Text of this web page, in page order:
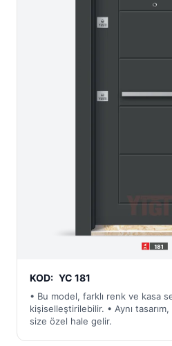
KOD: YC 181
• Bu model, farklı renk ve kasa
kişiselleştirilebilir. • Aynı
size özel hale gelir.